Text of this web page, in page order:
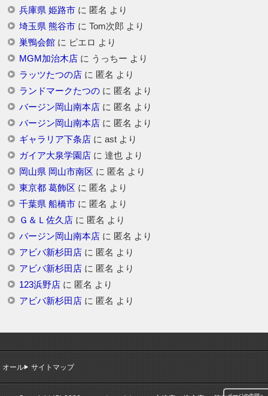
兵庫県 姫路市に 匿名 より
埼玉県 熊谷市に Tom次郎 より
巣鴨会館に ピエロ より
MGM加治木店に うっちー より
ラッツたつの店に 匿名 より
ランドマークたつのに 匿名 より
バージン岡山南本店に 匿名 より
バージン岡山南本店に 匿名 より
ギャラリア下条店に astより
ガイア大泉学園店に 達也より
岡山県 岡山市南区 に 匿名 より
東京都 葛飾区 に 匿名 より
千葉県 船橋市に 匿名 より
Ｇ＆Ｌ佐久店に 匿名 より
バージン岡山南本店に 匿名 より
アビバ新杉田店に 匿名 より
アビバ新杉田店に 匿名 より
123浜野店に 匿名 より
アビバ新杉田店に 匿名 より
オール サイトマップ